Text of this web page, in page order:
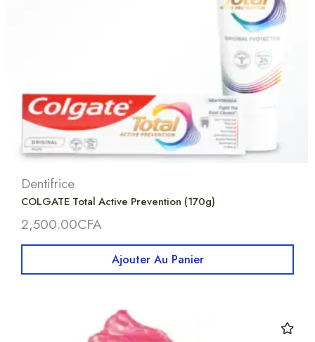
Dentifrice
COLGATE Total Active Prevention (170g)
2,500.00CFA
Ajouter Au Panier